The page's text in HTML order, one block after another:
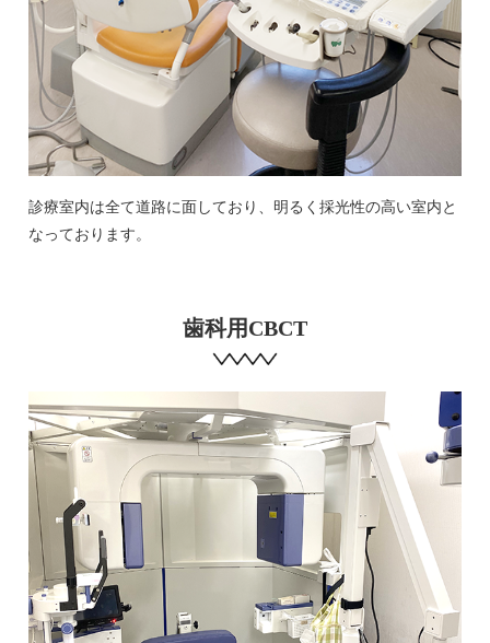
診療室内は全て道路に面しており、明るく採光性の高い室内と
なっております。
歯科用CBCT